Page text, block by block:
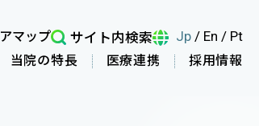
当院の特長 医療連携 採用情報
マップ サイト内検索 Jp / En / Pt